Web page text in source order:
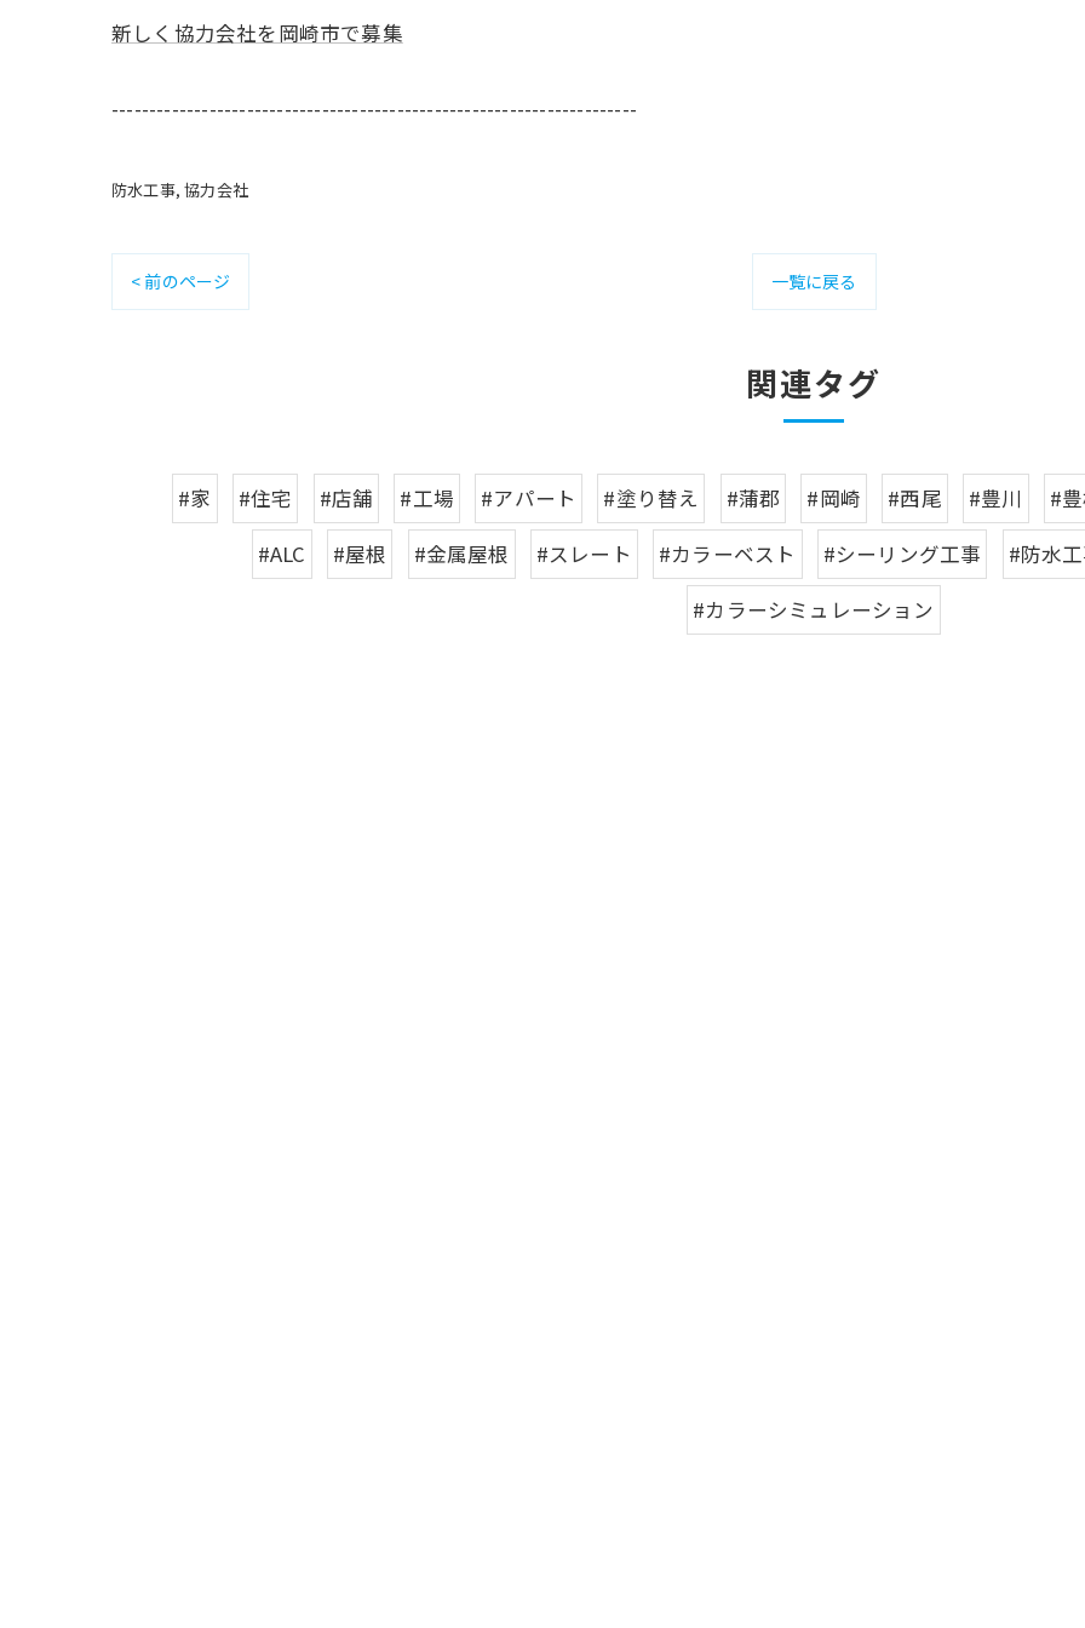
新しく協力会社を岡崎市で募集
----------------------------------------------------------------------
防水工事 協力会社
< 前のページ 一覧に戻る
関連タグ
#家 #住宅 #店舗 #工場 #アパート #塗り替え #蒲郡 #岡崎 #西尾 #豊川
#
#ALC
#屋根 #金属屋根 #スレート #カラーベスト #シーリング工事
#防水
#カラーシミュレーション